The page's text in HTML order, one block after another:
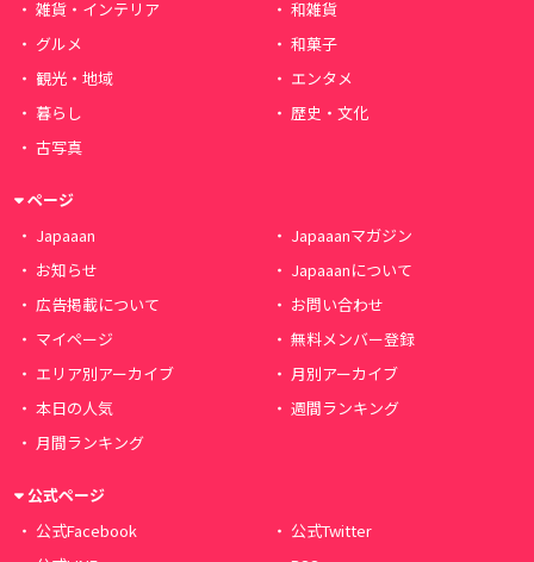
雑貨・インテリア
和雑貨
グルメ
和菓子
観光・地域
エンタメ
暮らし
歴史・文化
古写真
ページ
Japaaan
Japaaanマガジン
お知らせ
Japaaanについて
広告掲載について
お問い合わせ
マイページ
無料メンバー登録
エリア別アーカイブ
月別アーカイブ
本日の人気
週間ランキング
月間ランキング
公式ページ
公式Facebook
公式Twitter